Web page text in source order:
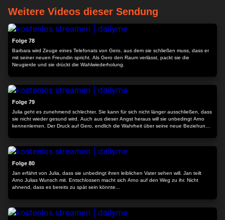
Weitere Videos dieser Sendung
Folge 78
Barbara wird Zeuge eines Telefonats von Gero, aus dem sie schließen muss, dass er
mit seiner neuen Freundin spricht. Als Gero den Raum verlässt, packt sie die
Neugierde und sie drückt die Wahlwiederholung.
Folge 79
Julia geht es zunehmend schlechter. Sie kann für sich nicht länger ausschließen, dass
sie nicht wieder gesund wird. Auch aus dieser Angst heraus will sie unbedingt Arno
kennenlernen. Der Druck auf Gero, endlich die Wahrheit über seine neue Beziehung
Folge 80
Jan erfährt von Julia, dass sie unbedingt ihren leiblichen Vater sehen will. Jan teilt
Arno Julias Wunsch mit. Entschlossen macht sich Arno auf den Weg zu ihr. Nicht
ahnend, dass es bereits zu spät sein könnte...